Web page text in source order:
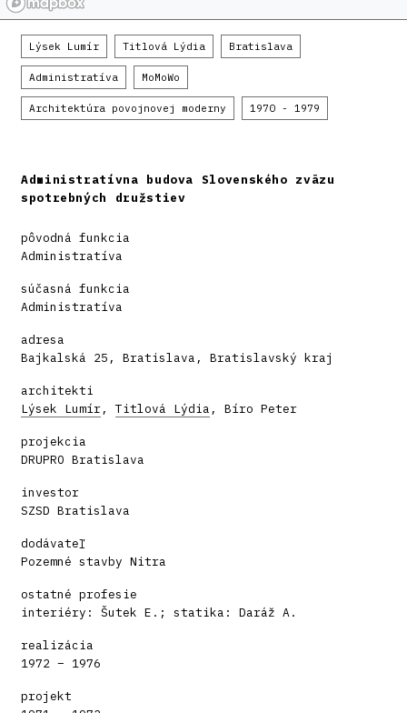
Lýsek Lumír Titlová Lýdia Bratislava
Administratíva MoMoWo
Architektúra povojnovej moderny 1970 - 1979
Administratívna budova Slovenského zväzu
spotrebných družstiev
pôvodná funkcia
Administratíva
súčasná funkcia
Administratíva
adresa
Bajkalská 25, Bratislava, Bratislavský kraj
architekti
Lýsek Lumír,Titlová Lýdia , Bíro Peter
projekcia
DRUPRO Bratislava
investor
SZSD Bratislava
dodávateľ
Pozemné stavby Nitra
ostatné profesie
interiéry: Šutek E.; statika: Daráž A.
realizácia
1972 – 1976
projekt